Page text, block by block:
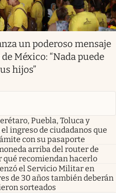
un poderoso mensaje
México: “Nada puede
hijos”
Puebla, Toluca y
ingreso de ciudadanos que
con su pasaporte
arriba del router de
qué recomiendan hacerlo
el Servicio Militar en
de 30 años también deberán
sorteados